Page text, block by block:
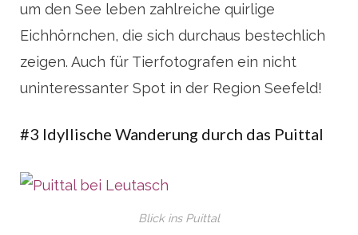
um den See leben zahlreiche quirlige
Eichhörnchen, die sich durchaus bestechlich
zeigen. Auch für Tierfotografen ein nicht
uninteressanter Spot in der Region Seefeld!
#3 Idyllische Wanderung durch das Puittal
Blick ins Puittal